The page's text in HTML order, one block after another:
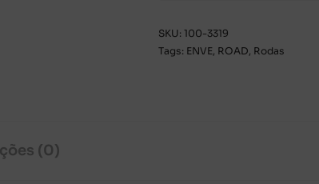
SKU: 100-3319
Tags: ENVE, ROAD, Rodas
(0)